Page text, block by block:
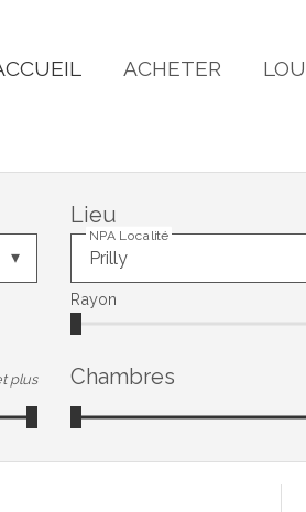
ACHETER
Lieu
NPA Localité
Rayon
plus Chambres